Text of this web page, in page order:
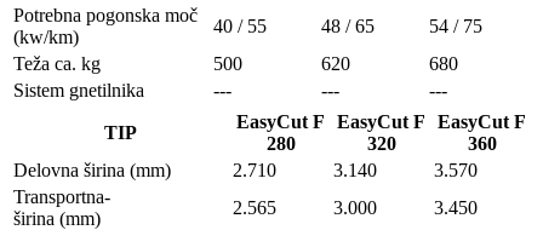
Potrebna pogonska moč
(kw/km)
40 / 55 48 / 65
54 / 75
Teža ca. kg
500 620
680
Sistem gnetilnika
--- --- ---
TIP
EasyCut F
280
EasyCut F
320
EasyCut F
360
Delovna širina (mm)
2.710 3.140
3.570
Transportna-
širina (mm)
2.565 3.000
3.450